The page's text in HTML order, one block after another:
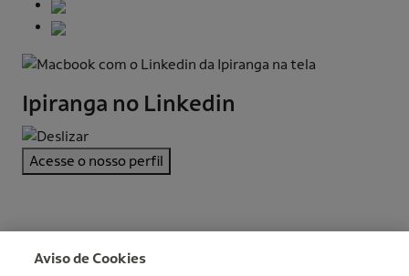
Ipiranga no Linkedin
Acesse o nosso perfil
More informations
Aviso de Cookies